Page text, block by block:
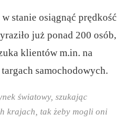
stanie osiągnąć prędkość
już ponad 200 osób,
klientów m.in. na
samochodowych.
światowy, szukając
krajach, tak żeby mogli oni